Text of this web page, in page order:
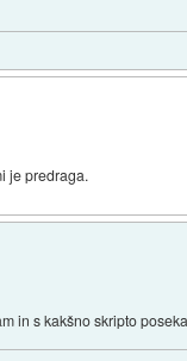
je predraga.
in s kakšno skripto